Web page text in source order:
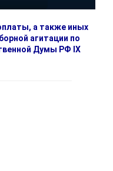
а также иных
агитации по
Думы РФ IX